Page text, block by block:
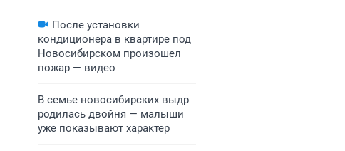
После установки
кондиционера в квартире под
Новосибирском произошел
пожар — видео
В семье новосибирских выдр
родилась двойня — малыши
уже показывают характер